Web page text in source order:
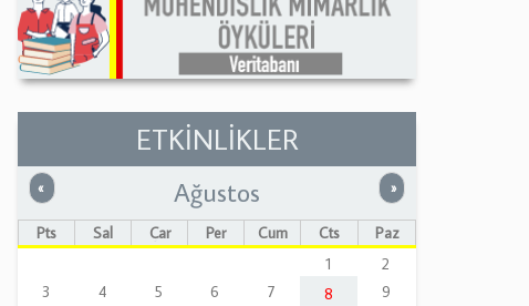
ETKİNLİKLER
« Önceki »Sonraki
Ağustos
Pts Sal Çar Per Cum Cts
Paz
1
2
3
4 5 6 7 8
9